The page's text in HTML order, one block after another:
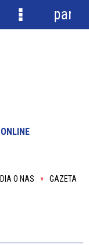
O NAS
GAZETA
Menu
panel